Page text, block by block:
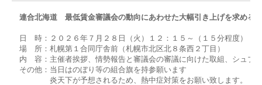
連合北海道　最低賃金審議会の動向にあわせた大幅引き上げを求める
日　時：２０２６年７月２８日（火）１２：１５～（１５分程度）
場　所：札幌第１合同庁舎前（札幌市北区北８条西２丁目）
内　容：主催者挨拶、情勢報告と審議会の審議に向けた取組、シュプ
その他：当日はのぼり等の組合旗を持参願います
炎天下が予想されるため、熱中症対策をお願い致します。